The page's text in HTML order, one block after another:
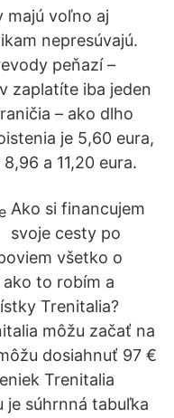
majú voľno aj
nepresúvajú.
peňazí –
zaplatíte iba jeden
– ako dlho
je 5,60 eura,
a 11,20 eura.
Ako si financujem
svoje cesty po
všetko o
to robím a
Trenitalia?
môžu začať na
dosiahnuť 97 €
Trenitalia
je súhrnná tabuľka